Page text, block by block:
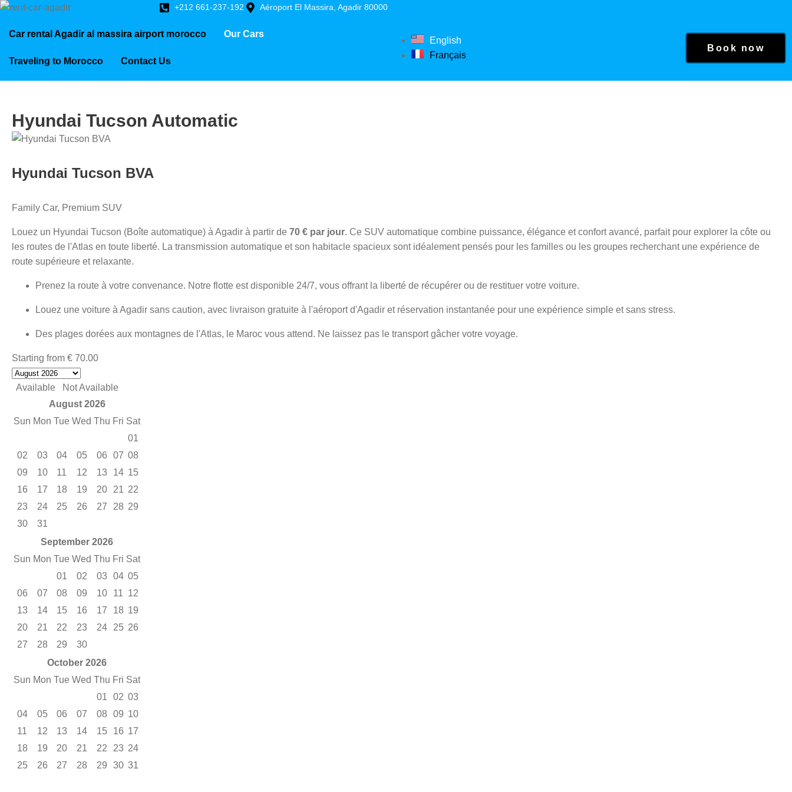
+212 661-237-192 Aéroport El Massira, Agadir 80000
Car rental Agadir al massira airport morocco Our Cars
Traveling to Morocco Contact Us
English
Français
Book now
Hyundai Tucson Automatic
Hyundai Tucson BVA
Family Car, Premium SUV
Louez un Hyundai Tucson (Boîte automatique) à Agadir à partir de 70 € par jour. Ce SUV automatique combine puissance, élégance et confort avancé, parfait pour explorer la côte ou
les routes de l'Atlas en toute liberté. La transmission automatique et son habitacle spacieux sont idéalement pensés pour les familles ou les groupes recherchant une expérience de
route supérieure et relaxante.
Prenez la route à votre convenance. Notre flotte est disponible 24/7, vous offrant la liberté de récupérer ou de restituer votre voiture.
Louez une voiture à Agadir sans caution, avec livraison gratuite à l'aéroport d'Agadir et réservation instantanée pour une expérience simple et sans stress.
Des plages dorées aux montagnes de l'Atlas, le Maroc vous attend. Ne laissez pas le transport gâcher votre voyage.
Starting from € 70.00
Available
Not Available
August 2026
Sun Mon Tue Wed Thu Fri Sat
01
02
03 04 05 06 07 08
09
10 11 12 13 14 15
16
17 18 19 20 21 22
23
24 25 26 27 28 29
30
31
September 2026
Sun Mon Tue Wed Thu Fri Sat
01
02 03 04 05
06
07 08 09 10 11 12
13
14 15 16 17 18 19
20
21 22 23 24 25 26
27
28 29
30
October 2026
Sun Mon Tue Wed Thu Fri Sat
01
02 03
04
05 06 07 08 09 10
11
12 13 14 15 16 17
18
19 20 21 22 23 24
25
26 27 28 29 30 31